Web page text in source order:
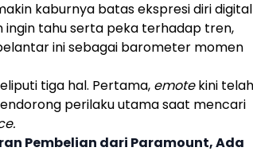
kaburnya batas ekspresi diri digital
ingin tahu serta peka terhadap tren,
ini sebagai barometer momen
tiga hal. Pertama, emotekini telah
perilaku utama saat mencari
Pembelian dari Paramount, Ada